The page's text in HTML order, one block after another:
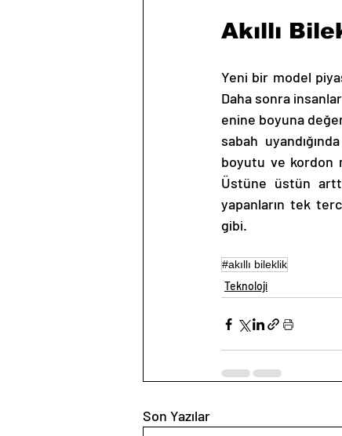
Akıllı
Yeni bir model
Daha sonra
enine boyuna
sabah
boyutu ve kordon
Üstüne üstün
yapanların tek
gibi.
#akıllı bileklik
Teknoloji
Son Yazılar